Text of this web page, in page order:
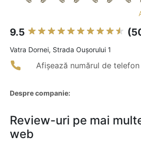
9.5
Vatra Dornei, Strada Oușorului 1
Afișează numărul de telefon
Despre companie:
Review-uri pe mai
web